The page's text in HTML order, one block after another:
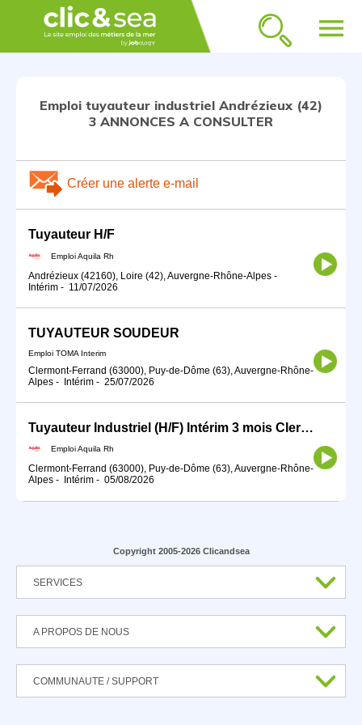
menu
Emploi tuyauteur industriel Andrézieux (42)
3 ANNONCES A CONSULTER
Créer une alerte e-mail
Tuyauteur H/F
Emploi Aquila Rh
Andrézieux (42160), Loire (42), Auvergne-Rhône-Alpes -
Intérim - 11/07/2026
TUYAUTEUR SOUDEUR
Emploi TOMA Interim
Clermont-Ferrand (63000), Puy-de-Dôme (63), Auvergne-Rhône-
Alpes - Intérim - 25/07/2026
Tuyauteur Industriel (H/F) Intérim 3 mois Clermont-Ferrand
Emploi Aquila Rh
Clermont-Ferrand (63000), Puy-de-Dôme (63), Auvergne-Rhône-
Alpes - Intérim - 05/08/2026
Copyright 2005-2026 Clicandsea
SERVICES
A PROPOS DE NOUS
COMMUNAUTE / SUPPORT